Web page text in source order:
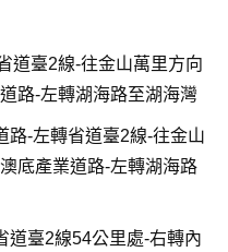
道臺2線-往金山萬里方向
路-左轉湖海路至湖海灣
路-左轉省道臺2線-往金山
底產業道路-左轉湖海路
道臺2線54公里處-右轉內